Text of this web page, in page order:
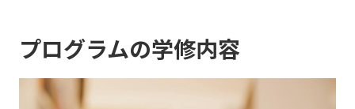
プログラムの学修内容